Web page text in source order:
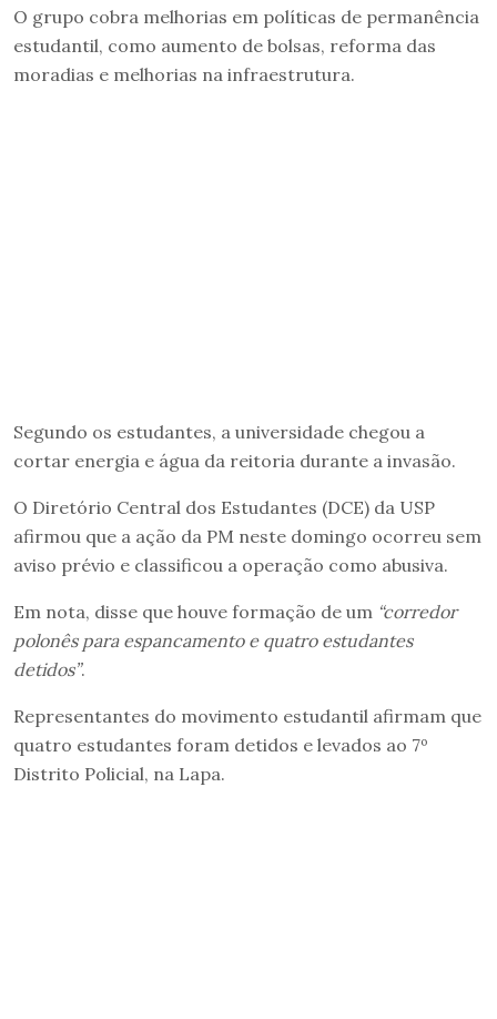
O grupo cobra melhorias em políticas de permanência
estudantil, como aumento de bolsas, reforma das
moradias e melhorias na infraestrutura.
Segundo os estudantes, a universidade chegou a
cortar energia e água da reitoria durante a invasão.
O Diretório Central dos Estudantes (DCE) da USP
afirmou que a ação da PM neste domingo ocorreu sem
aviso prévio e classificou a operação como abusiva.
Em nota, disse que houve formação de um “corredor
polonês para espancamento e quatro estudantes
detidos”.
Representantes do movimento estudantil afirmam que
quatro estudantes foram detidos e levados ao 7º
Distrito Policial, na Lapa.